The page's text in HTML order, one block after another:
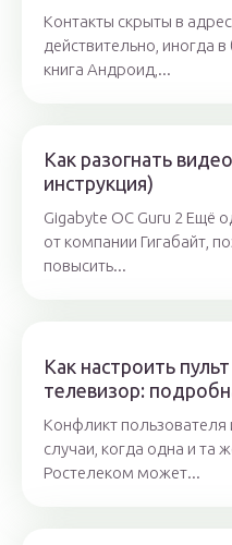
Контакты скрыты в
действительно, иногда
книга Андроид,...
Как разогнать
инструкция)
Gigabyte OC Guru 2 Ещё
от компании Гигабайт,
повысить...
Как настроить
телевизор:
Конфликт
случаи, когда одна и та
Ростелеком может...